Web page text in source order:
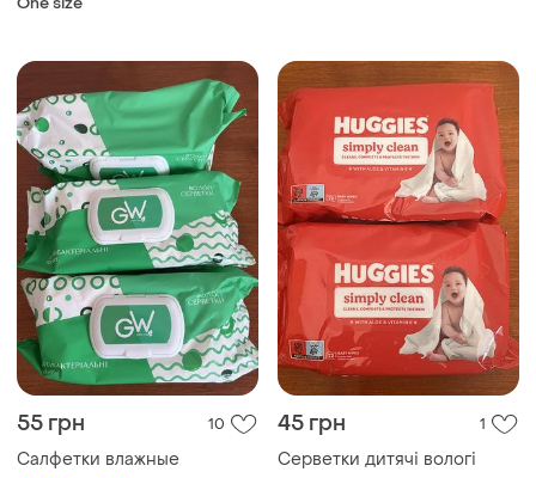
55 грн 10
Салфетки влажные
45 грн 1
Серветки дитячі вологі